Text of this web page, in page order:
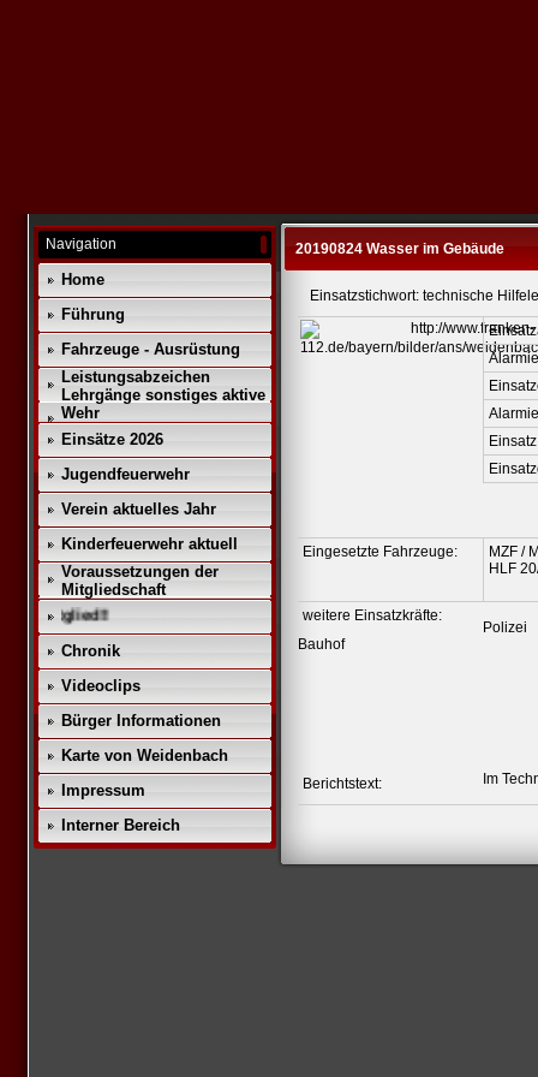
Navigation
Home
Führung
Fahrzeuge - Ausrüstung
Leistungsabzeichen
Lehrgänge sonstiges aktive
Wehr
Einsätze 2026
Jugendfeuerwehr
Verein aktuelles Jahr
Kinderfeuerwehr aktuell
Voraussetzungen der
Mitgliedschaft
Mitglied!!
Chronik
Videoclips
Bürger Informationen
Karte von Weidenbach
Impressum
Interner Bereich
20190824 Wasser im Gebäude
Einsatzstichwort: technische
Eingesetzte Fahrzeuge:
MZF /
HLF
weitere Einsatzkräfte:
Polizei
Bauhof
Berichtstext: Im